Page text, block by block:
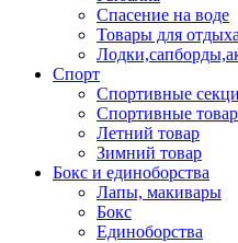
Спасение на воде
Товары для
Спорт
Спортивные
Спортивные
Летний товар
Зимний товар
Бокс и единоборства
Лапы, макивары
Бокс
Единоборства